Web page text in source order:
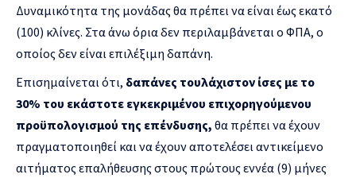
Δυναμικότητα της μονάδας θα πρέπει να είναι έως εκατό
(100) κλίνες. Στα άνω όρια δεν περιλαμβάνεται ο ΦΠΑ, ο
οποίος δεν είναι επιλέξιμη δαπάνη.
Επισημαίνεται ότι, δαπάνες τουλάχιστον ίσες με το
30% του εκάστοτε εγκεκριμένου επιχορηγούμενου
προϋπολογισμού της επένδυσης, θα πρέπει να έχουν
πραγματοποιηθεί και να έχουν αποτελέσει αντικείμενο
αιτήματος επαλήθευσης στους πρώτους εννέα (9) μήνες